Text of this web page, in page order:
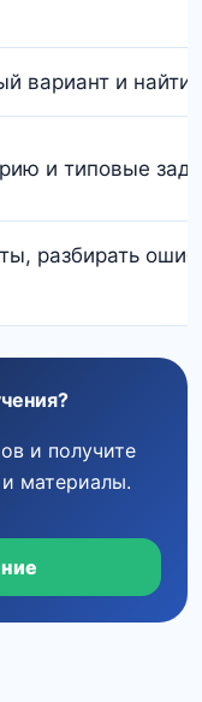
вариант и
и типовые
разбирать
и получите
материалы.